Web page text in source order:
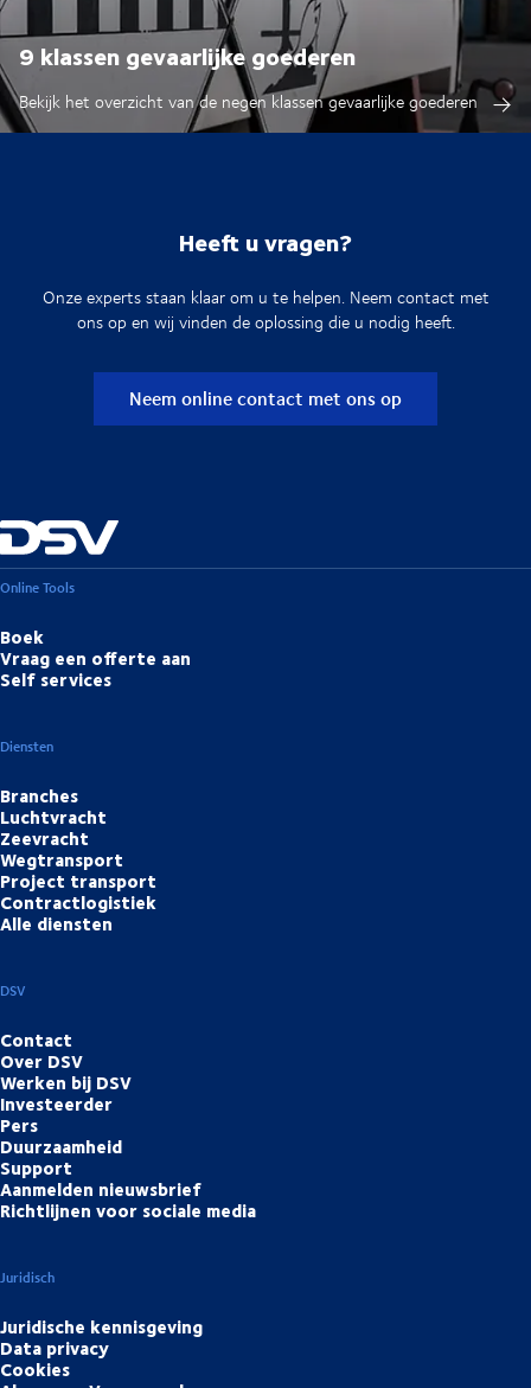
9 klassen gevaarlijke goederen
Bekijk het overzicht van de negen klassen gevaarlijke goederen
Heeft u vragen?
Onze experts staan klaar om u te helpen. Neem contact met
ons op en wij vinden de oplossing die u nodig heeft.
Neem online contact met ons op
Online Tools
Boek
Vraag een offerte aan
Self services
Diensten
Branches
Luchtvracht
Zeevracht
Wegtransport
Project transport
Contractlogistiek
Alle diensten
DSV
Contact
Over DSV
Werken bij DSV
Investeerder
Pers
Duurzaamheid
Support
Aanmelden nieuwsbrief
Richtlijnen voor sociale media
Juridisch
Juridische kennisgeving
Data privacy
Cookies